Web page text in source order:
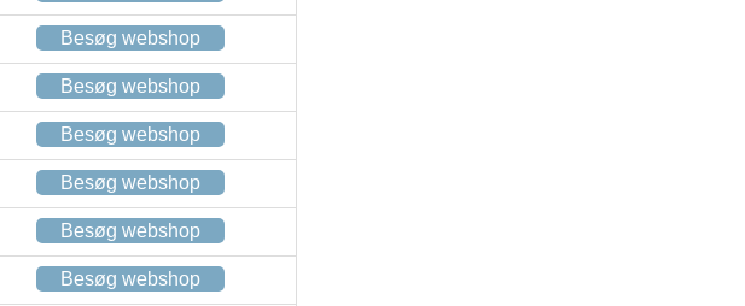
Besøg webshop
Besøg webshop
Besøg webshop
Besøg webshop
Besøg webshop
Besøg webshop